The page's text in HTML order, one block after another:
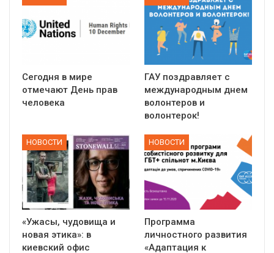
Сегодня в мире
отмечают День прав
человека
ГАУ поздравляет с
международным днем
волонтеров и
волонтерок!
НОВОСТИ
«Ужасы, чудовища и
новая этика»: в
киевский офис
НОВОСТИ
Программа
личностного развития
«Адаптация к